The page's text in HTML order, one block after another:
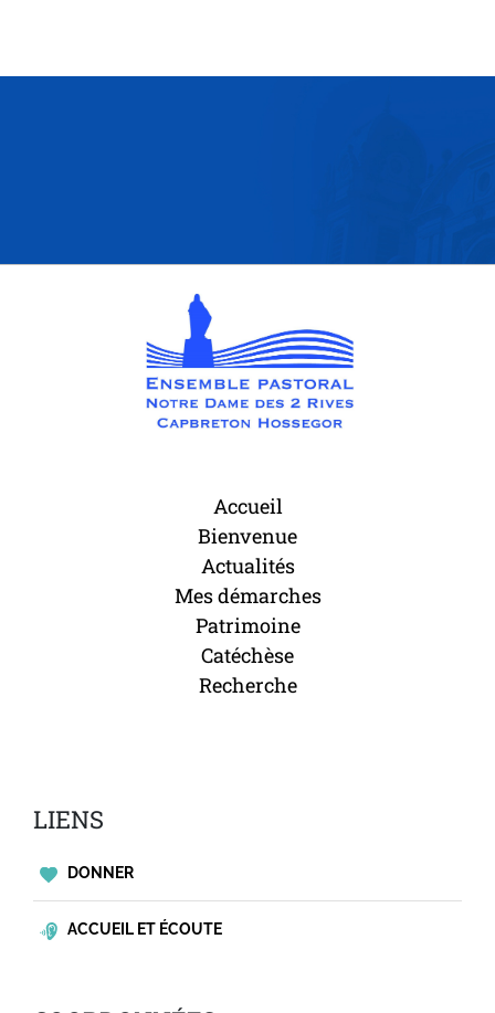
Accueil
Bienvenue
Actualités
Mes démarches
Patrimoine
Catéchèse
Recherche
LIENS
DONNER
ACCUEIL ET ÉCOUTE